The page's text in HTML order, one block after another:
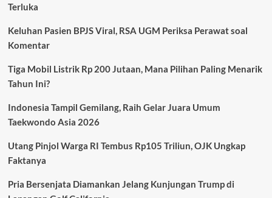
Terluka
Keluhan Pasien BPJS Viral, RSA UGM Periksa Perawat soal
Komentar
Tiga Mobil Listrik Rp 200 Jutaan, Mana Pilihan Paling Menarik
Tahun Ini?
Indonesia Tampil Gemilang, Raih Gelar Juara Umum
Taekwondo Asia 2026
Utang Pinjol Warga RI Tembus Rp105 Triliun, OJK Ungkap
Faktanya
Pria Bersenjata Diamankan Jelang Kunjungan Trump di